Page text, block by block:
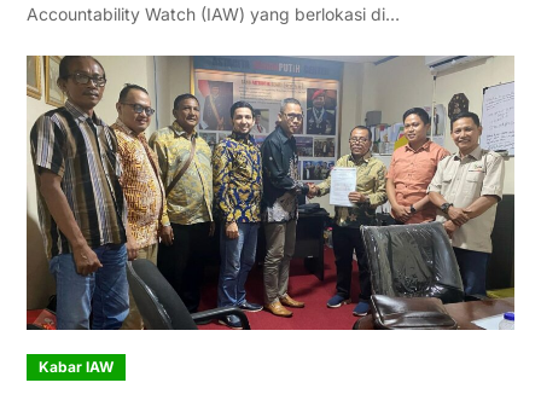
Accountability Watch (IAW) yang berlokasi di…
Kabar IAW